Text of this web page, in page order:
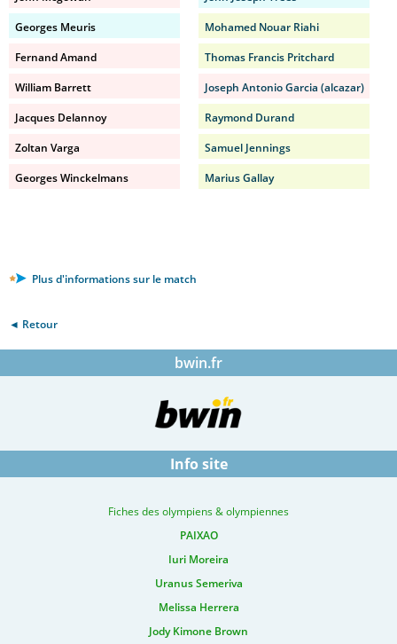
Georges Meuris
Fernand Amand
William Barrett
Jacques Delannoy
Zoltan Varga
Georges Winckelmans
Mohamed Nouar Riahi
Thomas Francis Pritchard
Joseph Antonio Garcia (alcazar)
Raymond Durand
Samuel Jennings
Marius Gallay
Plus d'informations sur le match
◄ Retour
bwin.fr
Info site
Fiches des olympiens & olympiennes
PAIXAO
Iuri Moreira
Uranus Semeriva
Melissa Herrera
Jody Kimone Brown